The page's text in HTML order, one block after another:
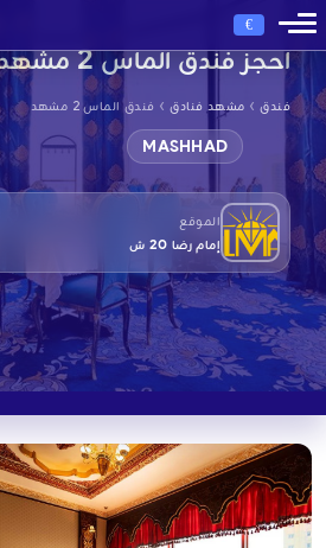
€
احجز فندق الماس 2 مشهد
فندق › مشهد فنادق › فندق الماس 2 مشهد
MASHHAD
الموقع
إمام رضا 20 ش